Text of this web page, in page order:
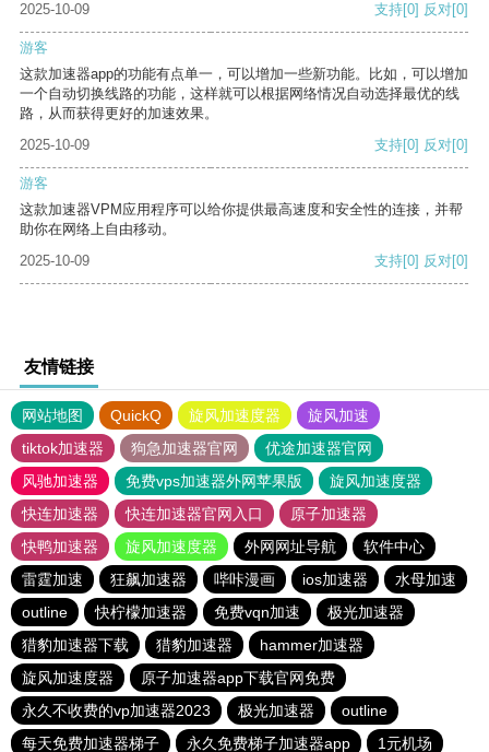
2025-10-09 支持[0] 反对[0]
游客
这款加速器app的功能有点单一，可以增加一些新功能。比如，可以增加
一个自动切换线路的功能，这样就可以根据网络情况自动选择最优的线
路，从而获得更好的加速效果。
2025-10-09
支持[0] 反对[0]
游客
这款加速器VPM应用程序可以给你提供最高速度和安全性的连接，并帮
助你在网络上自由移动。
2025-10-09
支持[0] 反对[0]
友情链接
网站地图 QuickQ 旋风加速度器
旋风加速
tiktok加速器
狗急加速器官网
优途加速器官网
风驰加速器
免费vps加速器外网苹果版
旋风加速度器
快连加速器
快连加速器官网入口
原子加速器
快鸭加速器
旋风加速度器 外网网址导航
软件中心
雷霆加速
狂飙加速器 哔咔漫画 ios加速器
水母加速
outline
快柠檬加速器 免费vqn加速
极光加速器
猎豹加速器下载
猎豹加速器
hammer加速器
旋风加速度器
原子加速器app下载官网免费
永久不收费的vp加速器2023
极光加速器
outline
每天免费加速器梯子
永久免费梯子加速器app 1元机场